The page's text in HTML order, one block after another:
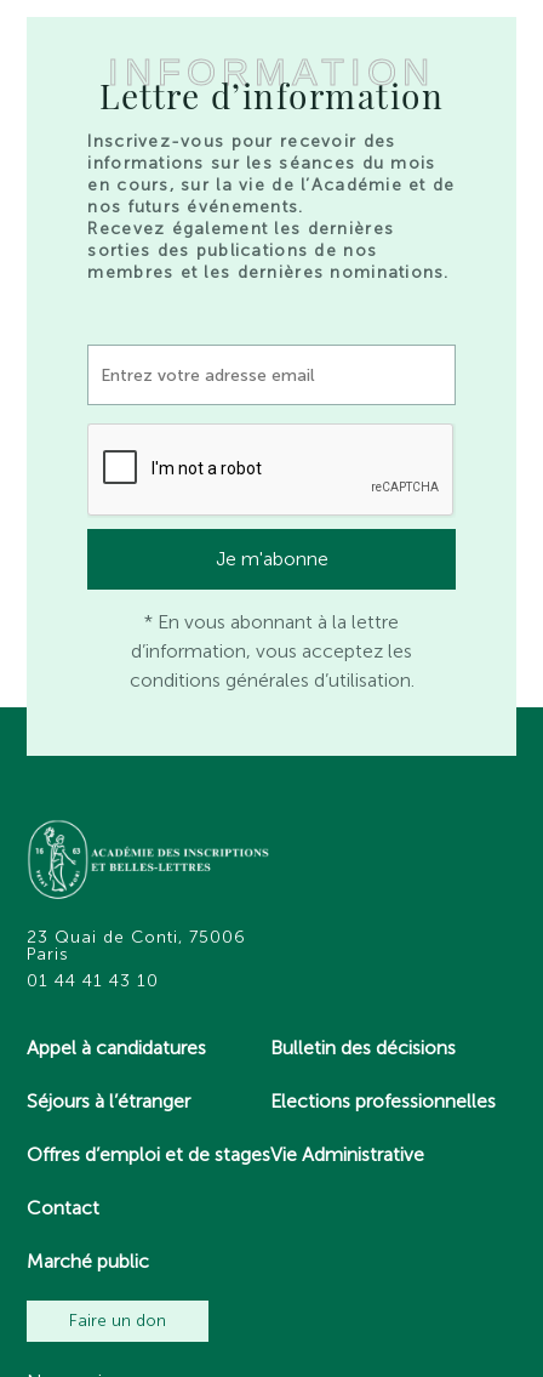
INFORMATION
Lettre d’information
Inscrivez-vous pour recevoir des
informations sur les séances du mois
en cours, sur la vie de l’Académie et de
nos futurs événements.
Recevez également les dernières
sorties des publications de nos
membres et les dernières nominations.
* En vous abonnant à la lettre
d’information, vous acceptez les
conditions générales d’utilisation.
23 Quai de Conti, 75006
Paris
01 44 41 43 10
Appel à candidatures
Séjours à l’étranger
Offres d’emploi et de stages
Contact
Marché public
Bulletin des décisions
Elections professionnelles
Vie Administrative
Faire un don